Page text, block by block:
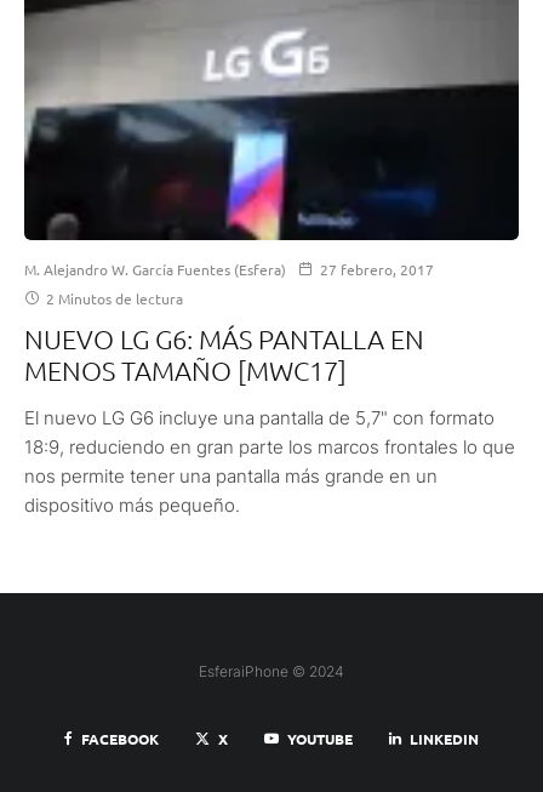
M. Alejandro W. García Fuentes (Esfera)
27 febrero, 2017
2 Minutos de lectura
NUEVO LG G6: MÁS PANTALLA EN
MENOS TAMAÑO [MWC17]
El nuevo LG G6 incluye una pantalla de 5,7" con formato
18:9, reduciendo en gran parte los marcos frontales lo que
nos permite tener una pantalla más grande en un
dispositivo más pequeño.
EsferaiPhone © 2024
FACEBOOK X YOUTUBE LINKEDIN